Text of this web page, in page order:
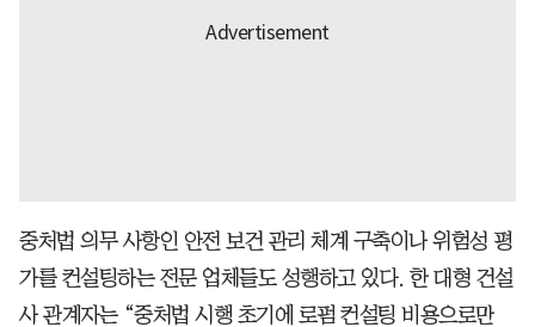
중처법 의무 사항인 안전 보건 관리 체계 구축이나 위험성 평
가를 컨설팅하는 전문 업체들도 성행하고 있다. 한 대형 건설
사 관계자는 “중처법 시행 초기에 로펌 컨설팅 비용으로만